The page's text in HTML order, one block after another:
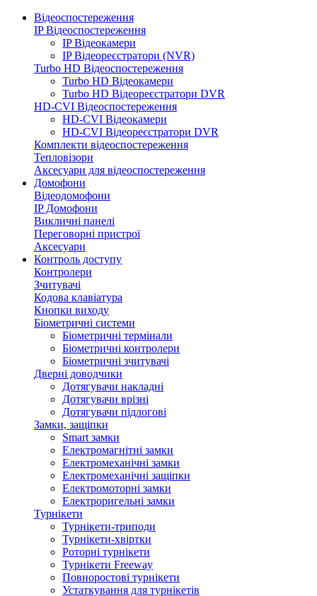
Відеоспостереження
IP Відеоспостереження
IP Відеокамери
IP Відеореєстратори (NVR)
Turbo HD Відеоспостереження
Turbo HD Відеокамери
Turbo HD Відеореєстратори DVR
HD-CVI Відеоспостереження
HD-CVI Відеокамери
HD-CVI Відеореєстратори DVR
Комплекти відеоспостереження
Тепловізори
Аксесуари для відеоспостереження
Домофони
Відеодомофони
IP Домофони
Викличні панелі
Переговорні пристрої
Аксесуари
Контроль доступу
Контролери
Зчитувачі
Кодова клавіатура
Кнопки виходу
Біометричні системи
Біометричні термінали
Біометричні контролери
Біометричні зчитувачі
Дверні доводчики
Дотягувачи накладні
Дотягувачи врізні
Дотягувачи підлогові
Замки, защіпки
Smart замки
Електромагнітні замки
Електромеханічні замки
Електромеханічні защіпки
Електромоторні замки
Електроригельні замки
Турнікети
Турнікети-триподи
Турнікети-хвіртки
Роторні турнікети
Турнікети Freeway
Повноростові турнікети
Устаткування для турнікетів